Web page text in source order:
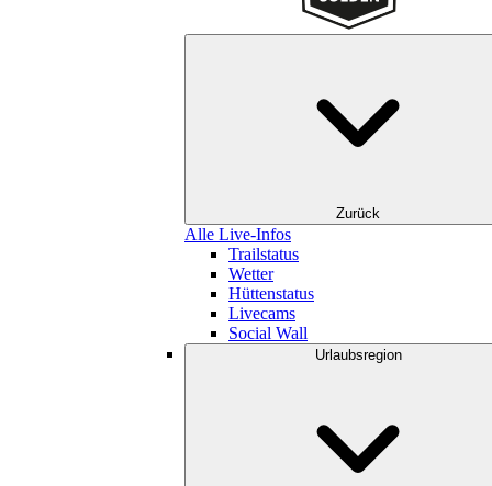
Zurück
Alle Live-Infos
Trailstatus
Wetter
Hüttenstatus
Livecams
Social Wall
Urlaubsregion